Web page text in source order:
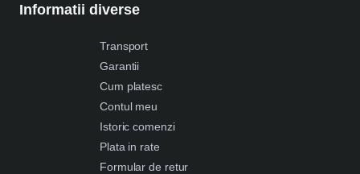
Informatii diverse
Transport
Garantii
Cum platesc
Contul meu
Istoric comenzi
Plata in rate
Formular de retur